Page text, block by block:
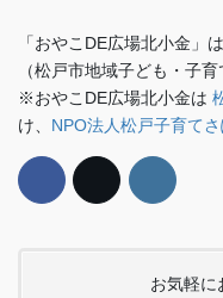
「おやこDE広場北小金」
（松戸市地域子ども・子育
※おやこDE広場北小金は
け、 NPO法人松戸子育て
お気軽に